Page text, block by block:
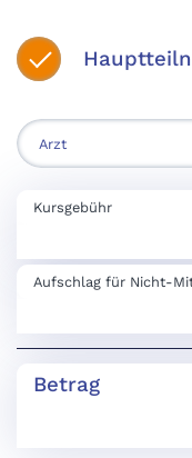
Kursgebühr
Aufschlag für Nicht-
Betrag